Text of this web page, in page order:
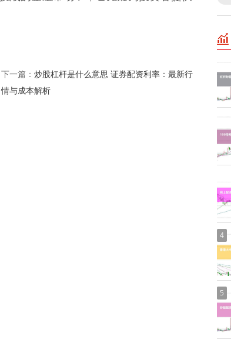
下一篇： 炒股杠杆是什么意思 证券配资利率：最新行
情与成本解析
4
5